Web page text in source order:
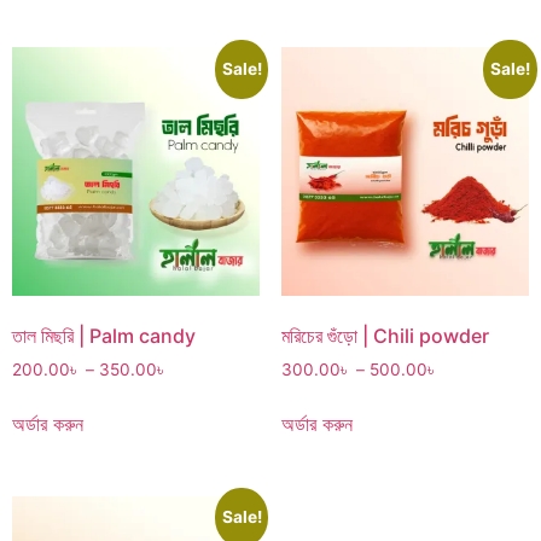
Sale!
তাল মিছরি | Palm candy
200.00৳ – 350.00৳
অর্ডার করুন
Sale!
মরিচের গুঁড়ো | Chili powder
300.00৳ – 500.00৳
অর্ডার করুন
Sale!